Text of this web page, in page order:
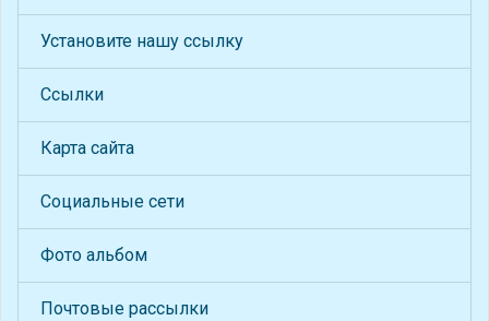
Установите нашу ссылку
Ссылки
Карта сайта
Социальные сети
Фото альбом
Почтовые рассылки